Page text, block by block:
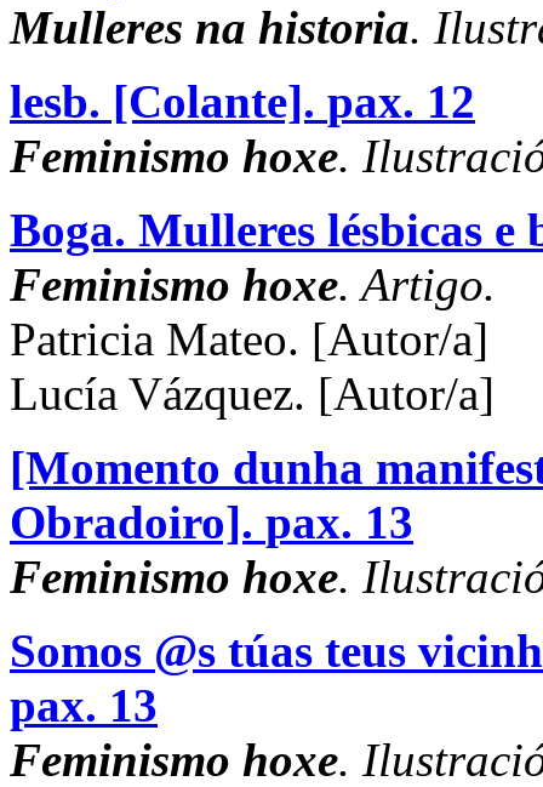
Mulleres na historia.
lesb. [Colante]. pax. 12
Feminismo hoxe.
Boga. Mulleres lésbicas e
Feminismo hoxe. Artigo.
Patricia Mateo. [Autor/a]
Lucía Vázquez. [Autor/a]
[Momento dunha
Obradoiro]. pax. 13
Feminismo hoxe.
Somos @s túas teus
pax. 13
Feminismo hoxe.